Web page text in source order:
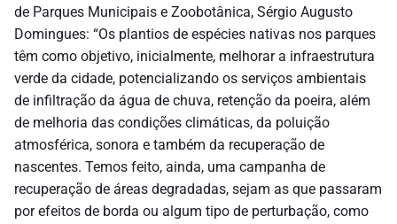
de Parques Municipais e Zoobotânica, Sérgio Augusto
Domingues: “Os plantios de espécies nativas nos parques
têm como objetivo, inicialmente, melhorar a infraestrutura
verde da cidade, potencializando os serviços ambientais
de infiltração da água de chuva, retenção da poeira, além
de melhoria das condições climáticas, da poluição
atmosférica, sonora e também da recuperação de
nascentes. Temos feito, ainda, uma campanha de
recuperação de áreas degradadas, sejam as que passaram
por efeitos de borda ou algum tipo de perturbação, como